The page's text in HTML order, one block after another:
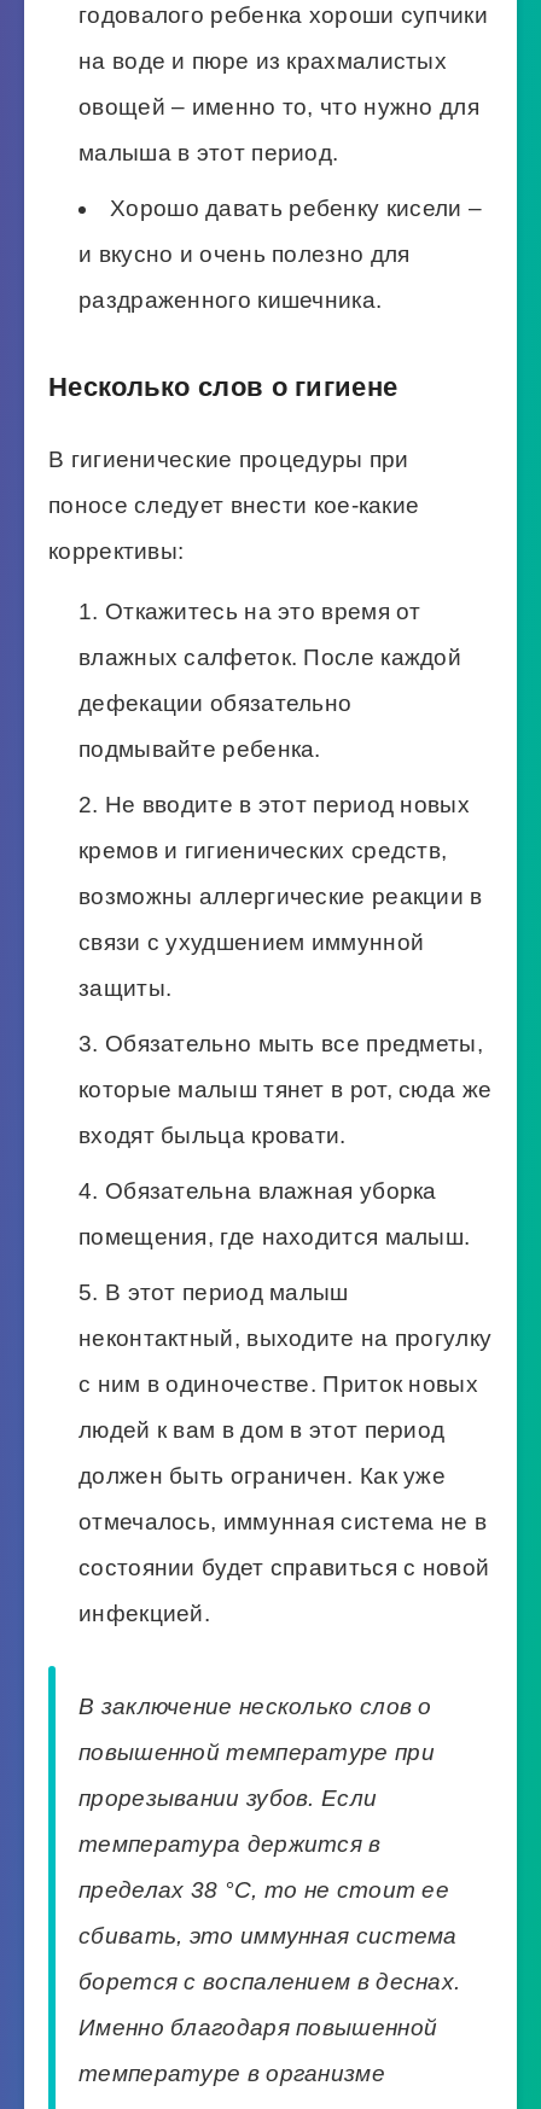
годовалого ребенка хороши супчики
на воде и пюре из крахмалистых
овощей – именно то, что нужно для
малыша в этот период.
Хорошо давать ребенку кисели –
и вкусно и очень полезно для
раздраженного кишечника.
Несколько слов о гигиене
В гигиенические процедуры при
поносе следует внести кое-какие
коррективы:
Откажитесь на это время от
влажных салфеток. После каждой
дефекации обязательно
подмывайте ребенка.
Не вводите в этот период новых
кремов и гигиенических средств,
возможны аллергические реакции в
связи с ухудшением иммунной
защиты.
Обязательно мыть все предметы,
которые малыш тянет в рот, сюда же
входят быльца кровати.
Обязательна влажная уборка
помещения, где находится малыш.
В этот период малыш
неконтактный, выходите на прогулку
с ним в одиночестве. Приток новых
людей к вам в дом в этот период
должен быть ограничен. Как уже
отмечалось, иммунная система не в
состоянии будет справиться с новой
инфекцией.
В заключение несколько слов о
повышенной температуре при
прорезывании зубов. Если
температура держится в
пределах 38 °С, то не стоит ее
сбивать, это иммунная система
борется с воспалением в деснах.
Именно благодаря повышенной
температуре в организме